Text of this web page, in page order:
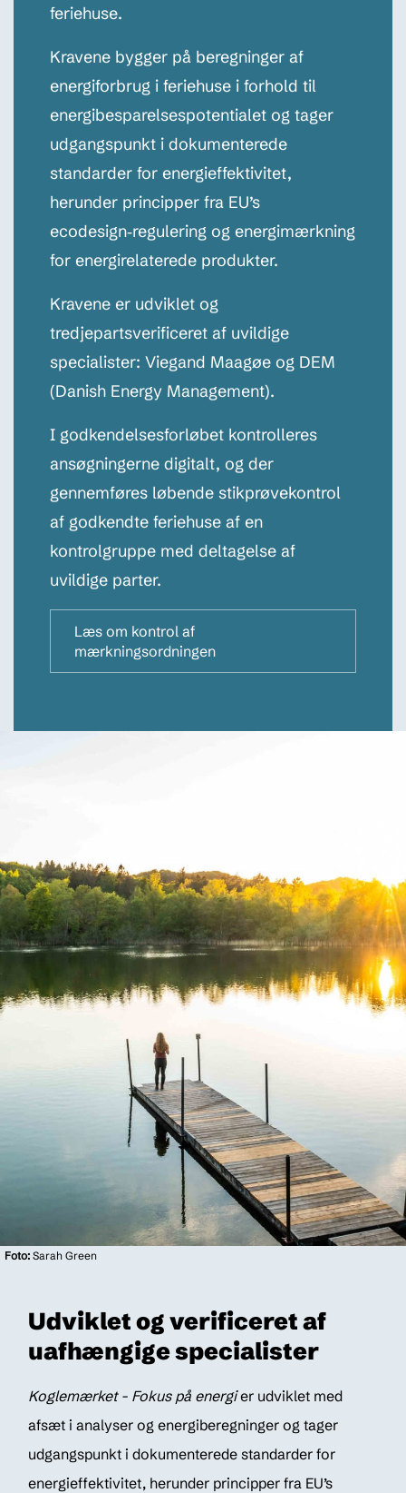
feriehuse.
Kravene bygger på beregninger af
energiforbrug i feriehuse i forhold til
energibesparelsespotentialet og tager
udgangspunkt i dokumenterede
standarder for energieffektivitet,
herunder principper fra EU’s
ecodesign‑regulering og energimærkning
for energirelaterede produkter.
Kravene er udviklet og
tredjepartsverificeret af uvildige
specialister: Viegand Maagøe og DEM
(Danish Energy Management).
I godkendelsesforløbet kontrolleres
ansøgningerne digitalt, og der
gennemføres løbende stikprøvekontrol
af godkendte feriehuse af en
kontrolgruppe med deltagelse af
uvildige parter.
Læs om kontrol af
mærkningsordningen
Foto: Sarah Green
Udviklet og verificeret af
uafhængige specialister
Koglemærket - Fokus på energier udviklet med
afsæt i analyser og energiberegninger og tager
udgangspunkt i dokumenterede standarder for
energieffektivitet, herunder principper fra EU’s